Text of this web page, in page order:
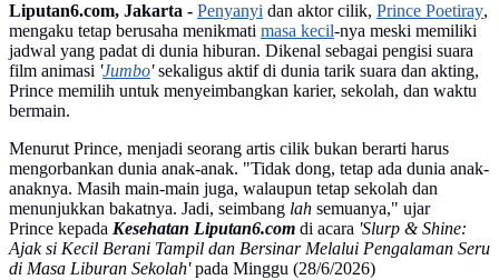
Liputan6.com, Jakarta - Penyanyi dan aktor cilik, Prince Poetiray,
mengaku tetap berusaha menikmati masa kecil-nya meski memiliki
jadwal yang padat di dunia hiburan. Dikenal sebagai pengisi suara
film animasi 'Jumbo'sekaligus aktif di dunia tarik suara dan akting,
Prince memilih untuk menyeimbangkan karier, sekolah, dan waktu
bermain.
Menurut Prince, menjadi seorang artis cilik bukan berarti harus
mengorbankan dunia anak-anak. "Tidak dong, tetap ada dunia anak-
anaknya. Masih main-main juga, walaupun tetap sekolah dan
menunjukkan bakatnya. Jadi, seimbang lah semuanya," ujar
Prince kepada Kesehatan Liputan6.com di acara 'Slurp & Shine:
Ajak si Kecil Berani Tampil dan Bersinar Melalui Pengalaman Seru
di Masa Liburan Sekolah'pada Minggu (28/6/2026)